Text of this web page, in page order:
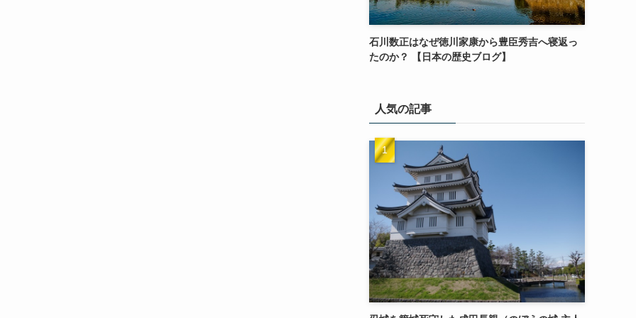
石川数正はなぜ徳川家康から豊臣秀吉へ寝返っ
たのか？ 【日本の歴史ブログ】
人気の記事